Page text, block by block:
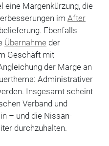
eine Margenkürzung, die
im After
Ebenfalls
Übernahme der
Geschäft mit
der Marge an
Administrativer
Insgesamt scheint
Verband und
– und die Nissan-
durchzuhalten.